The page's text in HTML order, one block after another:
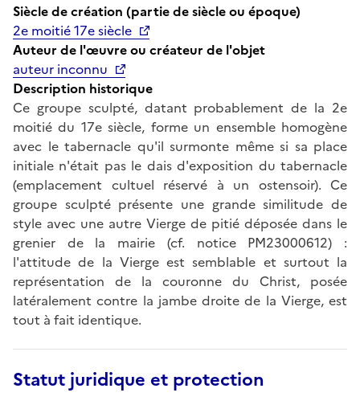
Siècle de création (partie de siècle ou époque)
2e moitié 17e siècle
Auteur de l'œuvre ou créateur de l'objet
auteur inconnu
Description historique
Ce groupe sculpté, datant probablement de la 2e
moitié du 17e siècle, forme un ensemble homogène
avec le tabernacle qu'il surmonte même si sa place
initiale n'était pas le dais d'exposition du tabernacle
(emplacement cultuel réservé à un ostensoir). Ce
groupe sculpté présente une grande similitude de
style avec une autre Vierge de pitié déposée dans le
grenier de la mairie (cf. notice PM23000612) :
l'attitude de la Vierge est semblable et surtout la
représentation de la couronne du Christ, posée
latéralement contre la jambe droite de la Vierge, est
tout à fait identique.
Statut juridique et protection